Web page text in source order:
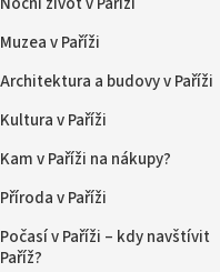
Muzea v Paříži
Architektura a budovy v Paříži
Kultura v Paříži
Kam v Paříži na nákupy?
Příroda v Paříži
Počasí v Paříži – kdy navštívit
Paříž?